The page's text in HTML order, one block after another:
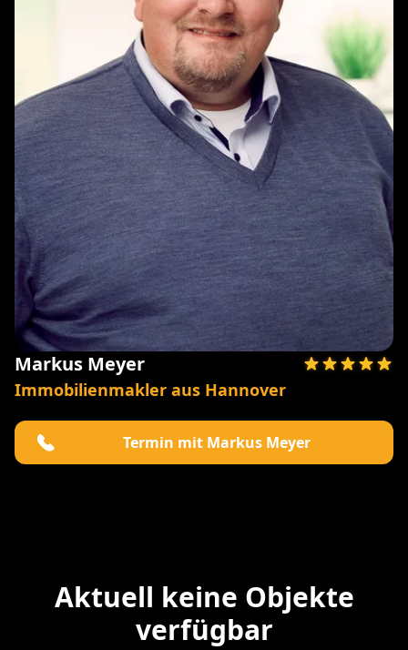
Markus Meyer
Immobilienmakler aus Hannover
Termin mit Markus Meyer
Aktuell keine Objekte
verfügbar